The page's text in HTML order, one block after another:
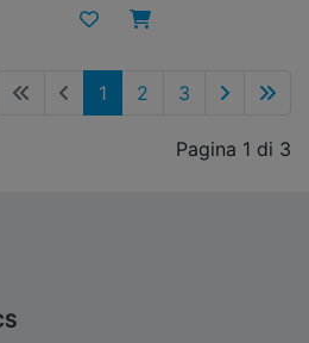
1 2 3
Pagina 1 di 3